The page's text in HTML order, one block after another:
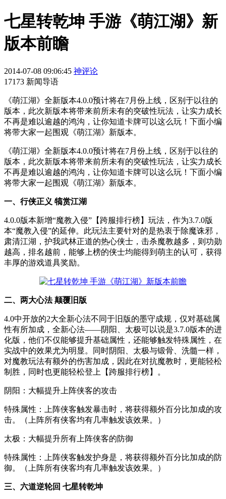
七星转乾坤 手游《萌江湖》新
版本前瞻
2014-07-08 09:06:45 神评论
17173 新闻导语
《萌江湖》全新版本4.0.0预计将在7月份上线，区别于以往的
版本，此次新版本将带来前所未有的突破性玩法，让实力成长
不再是难以逾越的鸿沟，让你知道卡牌可以这么玩！下面小编
将带大家一起围观《萌江湖》新版本。
《萌江湖》全新版本4.0.0预计将在7月份上线，区别于以往的
版本，此次新版本将带来前所未有的突破性玩法，让实力成长
不再是难以逾越的鸿沟，让你知道卡牌可以这么玩！下面小编
将带大家一起围观《萌江湖》新版本。
一、行侠正义 犒赏江湖
4.0.0版本新增“魔教入侵”【跨服排行榜】玩法，作为3.7.0版
本“魔教入侵”的延伸。此玩法主要针对的是热衷于除魔诛邪，
肃清江湖，护我武林正道的热心侠士，击杀魔教越多，则功勋
越高，排名越前，能够上榜的侠士均能得到萌主的认可，获得
丰厚的游戏道具奖励。
二、两大心法 颠覆旧版
4.0中开放的2大全新心法不同于旧版的墨守成规，仅对基础属
性有所加成，全新心法——阴阳、太极可以说是3.7.0版本的进
化版，他们不仅能够提升基础属性，还能够触发特殊属性，在
实战中的效果尤为明显。同时阴阳、太极与锻骨、洗髓一样，
对魔教玩法有额外的伤害加成，因此在对抗魔教时，更能轻松
制胜，同时也更能轻松登上【跨服排行榜】。
阴阳：大幅提升上阵侠客的攻击
特殊属性：上阵侠客触发暴击时，将获得额外百分比加成的攻
击。（上阵所有侠客均有几率触发该效果。）
太极：大幅提升所有上阵侠客的防御
特殊属性：上阵侠客触发护身是，将获得额外百分比加成的防
御。（上阵所有侠客均有几率触发该效果。）
三、六道逆轮回 七星转乾坤